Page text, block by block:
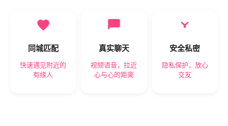
同城匹配
快速遇见附近的
有缘人
真实聊天
视频语音，拉近
心与心的距离
安全私密
隐私保护，放心
交友